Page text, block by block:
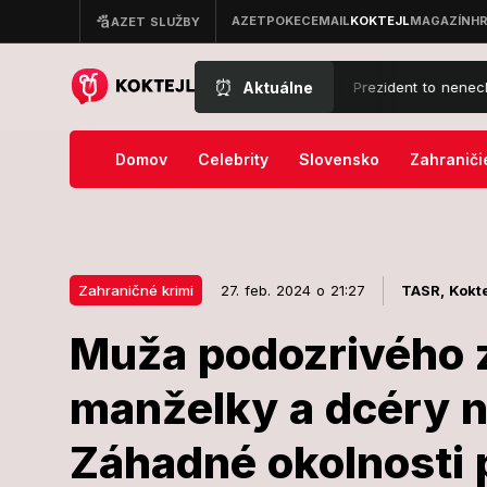
⏰ Aktuálne
súd prekazil Trumpovy veľké plány: Prezident to nenechal len
Domov Celebrity Slovensko
Zahraničné krimi 27. feb. 2024 o 21:27 TASR,
Muža podozrivého
manželky a dcéry
Záhadné okolnosti
Zahraničné krimi
Muža